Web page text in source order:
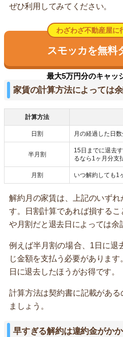
ぜひ利用してみてください。
わざわざ不動産屋に
スモッカを無料
最大5万円分のキャッ
家賃の計算方法によっては
計算方法
日割 月の経過した日
半月割
15日までに退去
るなら1ヶ月分支
月割 いつ解約しても1
解約月の家賃は、上記のいずれ
す。日割計算であれば損する
や月割だと退去日によっては余
例えば半月割の場合、1日に退
じ金額を支払う必要がありま
日に退去したほうがお得です。
計算方法は契約書に記載があ
ましょう。
早すぎる解約は違約金がか